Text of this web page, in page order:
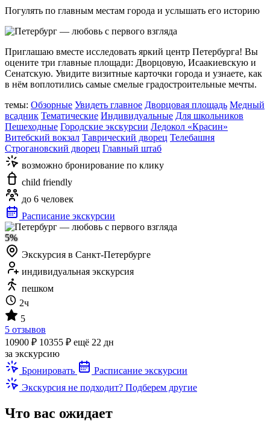
Погулять по главным местам города и услышать его историю
Приглашаю вместе исследовать яркий центр Петербурга! Вы
оцените три главные площади: Дворцовую, Исаакиевскую и
Сенатскую. Увидите визитные карточки города и узнаете, как
в нём воплотились самые смелые градостроительные мечты.
темы: Обзорные Увидеть главное Дворцовая площадь Медный
всадник Тематические Индивидуальные Для школьников
Пешеходные Городские экскурсии Ледокол «Красин»
Витебский вокзал Таврический дворец Телебашня
Строгановский дворец Главный штаб
возможно бронирование по клику
child friendly
до 6 человек
Расписание экскурсии
5%
Экскурсия в Санкт-Петербурге
индивидуальная экскурсия
пешком
2ч
5
5 отзывов
10900 ₽ 10355 ₽ ещё 22 дн
за экскурсию
Бронировать
Расписание экскурсии
Экскурсия не подходит? Подберем другие
Что вас ожидает